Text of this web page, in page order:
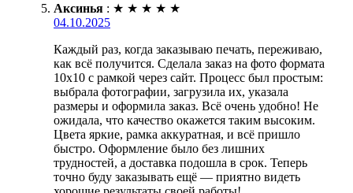
Аксинья : ★ ★ ★ ★ ★
04.10.2025
Каждый раз, когда заказываю печать, переживаю,
как всё получится. Сделала заказ на фото формата
10х10 с рамкой через сайт. Процесс был простым:
выбрала фотографии, загрузила их, указала
размеры и оформила заказ. Всё очень удобно! Не
ожидала, что качество окажется таким высоким.
Цвета яркие, рамка аккуратная, и всё пришло
быстро. Оформление было без лишних
трудностей, а доставка подошла в срок. Теперь
точно буду заказывать ещё — приятно видеть